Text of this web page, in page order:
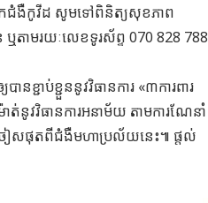
នកជំងឺកូវីដ សូមទៅពិនិត្យសុខភាព
ឬតាមរយៈលេខទូរស័ព្ទ 070 828 788
នខ្ជាប់ខ្ជួននូវវិធានការ «៣ការពារ
នូវវិធានការអនាម័យ តាមការណែនាំ
ៀសផុតពីជំងឺមហាប្រល័យនេះ៕ ផ្តល់